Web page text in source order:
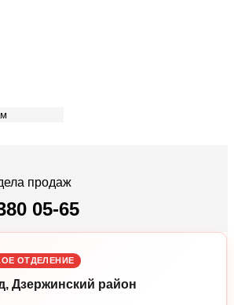
продаж
05-65
ОТДЕЛЕНИЕ
Дзержинский район